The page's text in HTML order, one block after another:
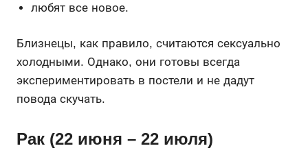
любят все новое.
Близнецы, как правило, считаются сексуально
холодными. Однако, они готовы всегда
экспериментировать в постели и не дадут
повода скучать.
Рак (22 июня – 22 июля)